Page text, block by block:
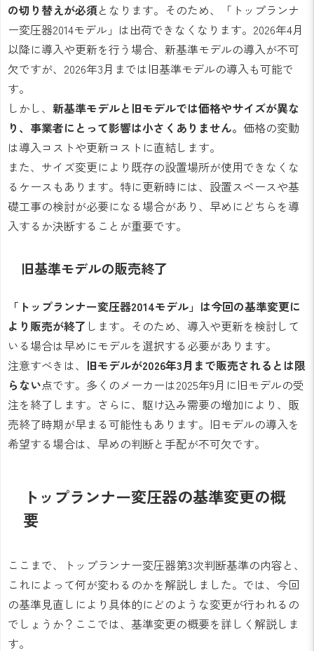
の切り替えが必須となります。そのため、「トップランナ
ー変圧器2014モデル」は出荷できなくなります。2026年4月
以降に導入や更新を行う場合、新基準モデルの導入が不可
欠ですが、2026年3月までは旧基準モデルの導入も可能で
す。
しかし、 新基準モデルと旧モデルでは価格やサイズが異な
り、事業者にとって影響は小さくありません。 価格の変動
は導入コストや更新コストに直結します。
また、サイズ変更により既存の設置場所が使用できなくな
るケースもあります。特に更新時には、設置スペースや基
礎工事の検討が必要になる場合があり、早めにどちらを導
入するか決断することが重要です。
旧基準モデルの販売終了
「トップランナー変圧器2014モデル」は今回の基準変更に
より販売が終了 します。そのため、導入や更新を検討して
いる場合は早めにモデルを選択する必要があります。
注意すべきは、 旧モデルが2026年3月まで販売されるとは限
らない点です。多くのメーカーは2025年9月に旧モデルの受
注を終了します。さらに、駆け込み需要の増加により、販
売終了時期が早まる可能性もあります。旧モデルの導入を
希望する場合は、早めの判断と手配が不可欠です。
トップランナー変圧器の基準変更の概
要
ここまで、トップランナー変圧器第3次判断基準の内容と、
これによって何が変わるのかを解説しました。では、今回
の基準見直しにより具体的にどのような変更が行われるの
でしょうか？ここでは、基準変更の概要を詳しく解説しま
す。